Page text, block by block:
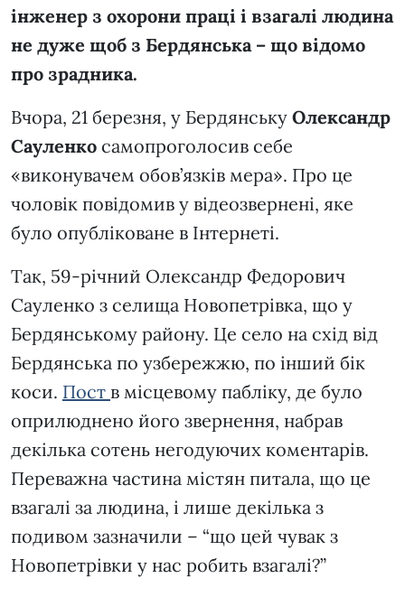
інженер з охорони праці і взагалі людина
не дуже щоб з Бердянська – що відомо
про зрадника.
Вчора, 21 березня, у Бердянську Олександр
Сауленко самопроголосив себе
«виконувачем обов’язків мера». Про це
чоловік повідомив у відеозвернені, яке
було опубліковане в Інтернеті.
Так, 59-річний Олександр Федорович
Сауленко з селища Новопетрівка, що у
Бердянському району. Це село на схід від
Бердянська по узбережжю, по інший бік
коси. Пост в місцевому пабліку, де було
оприлюднено його звернення, набрав
декілька сотень негодуючих коментарів.
Переважна частина містян питала, що це
взагалі за людина, і лише декілька з
подивом зазначили – “що цей чувак з
Новопетрівки у нас робить взагалі?”